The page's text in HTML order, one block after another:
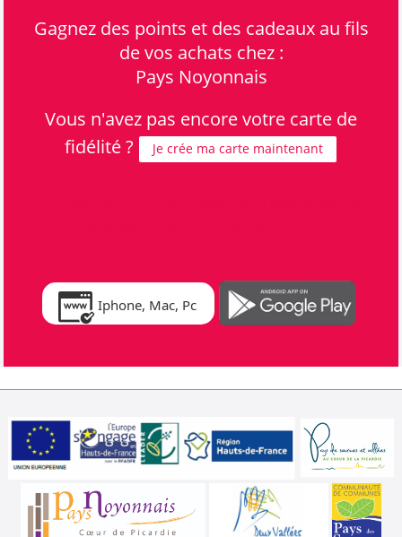
Gagnez des points et des cadeaux au fils
de vos achats chez :
Pays Noyonnais
Vous n'avez pas encore votre carte de
fidélité ?
Je crée ma carte maintenant
Iphone, Mac, Pc